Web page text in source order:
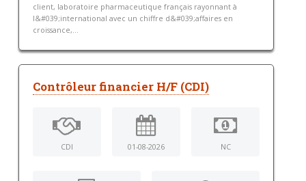
client, laboratoire pharmaceutique français rayonnant à
l&#039;international avec un chiffre d&#039;affaires en
croissance,...
Contrôleur financier H/F (CDI)
CDI 01-08-2026 NC